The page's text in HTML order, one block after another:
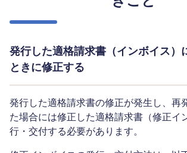
発行した適格請求書（インボイス）
ときに修正する
発行した適格請求書の修正が発生し、再
た場合には修正した適格請求書（修正イ
行・交付する必要があります。